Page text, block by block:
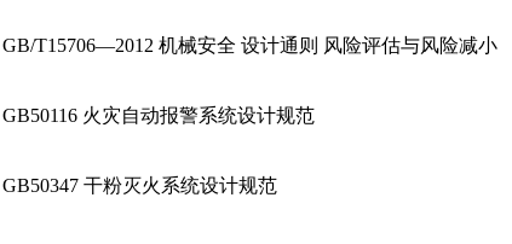
GB/T15706—2012 机械安全 设计通则 风险评估与风险减小
GB50116 火灾自动报警系统设计规范
GB50347 干粉灭火系统设计规范